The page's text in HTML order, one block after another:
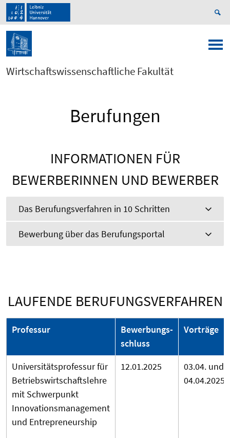
Wirtschaftswissenschaftliche Fakultät
Berufungen
INFORMATIONEN FÜR
BEWERBERINNEN UND BEWERBER
Das Berufungsverfahren in 10 Schritten
Bewerbung über das Berufungsportal
LAUFENDE BERUFUNGSVERFAHREN
Professur
Bewerbungs-
schluss
Vorträge
Universitätsprofessur für
Betriebswirtschaftslehre
mit Schwerpunkt
Innovationsmanagement
und Entrepreneurship
12.01.2025
03.04. und
04.04.2025